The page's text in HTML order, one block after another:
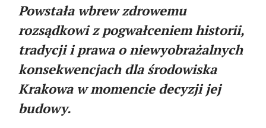
Powstała wbrew zdrowemu
rozsądkowi z pogwałceniem historii,
tradycji i prawa o niewyobrażalnych
konsekwencjach dla środowiska
Krakowa w momencie decyzji jej
budowy.